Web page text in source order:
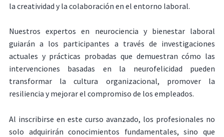
la creatividad y la colaboración en el entorno laboral.
Nuestros expertos en neurociencia y bienestar laboral
guiarán a los participantes a través de investigaciones
actuales y prácticas probadas que demuestran cómo las
intervenciones basadas en la neurofelicidad pueden
transformar la cultura organizacional, promover la
resiliencia y mejorar el compromiso de los empleados.
Al inscribirse en este curso avanzado, los profesionales no
solo adquirirán conocimientos fundamentales, sino que